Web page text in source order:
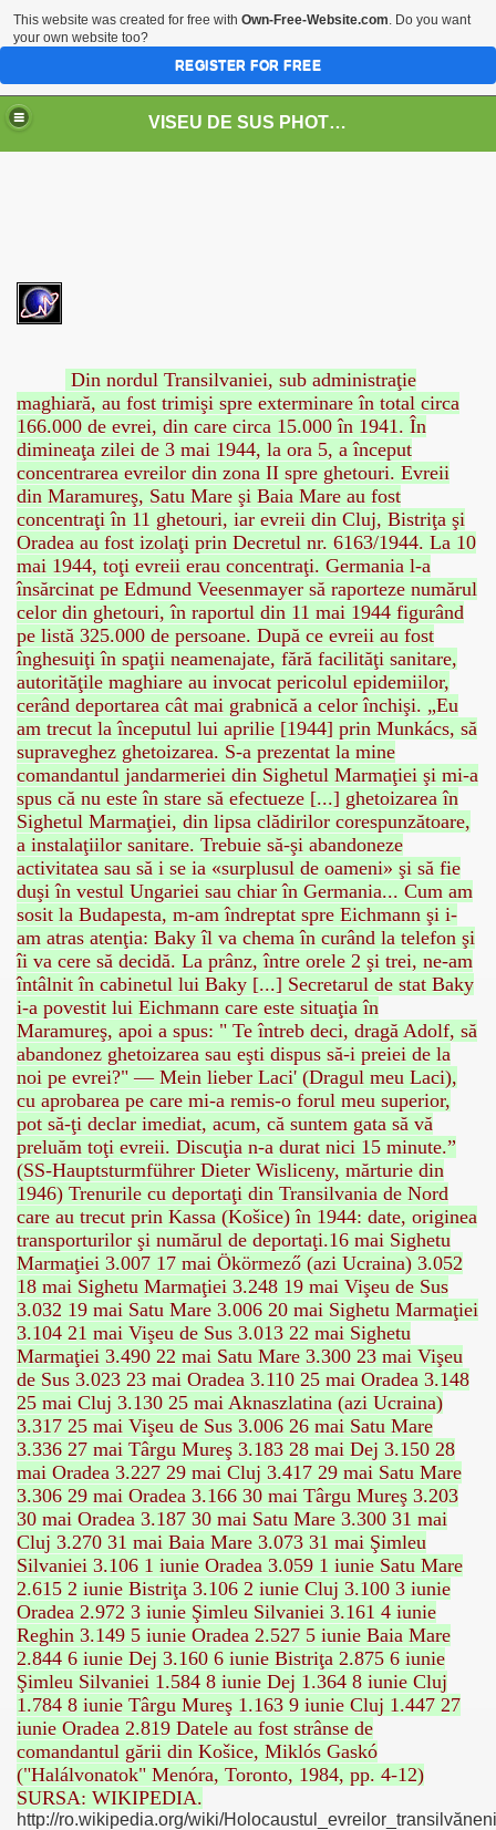
VISEU DE SUS PHOTOS + STEAM TRAIN-Mocăniţa
Din nordul Transilvaniei, sub administraţie
maghiară, au fost trimişi spre exterminare în total circa
166.000 de evrei, din care circa 15.000 în 1941. În
dimineaţa zilei de 3 mai 1944, la ora 5, a început
concentrarea evreilor din zona II spre ghetouri. Evreii
din Maramureş, Satu Mare şi Baia Mare au fost
concentraţi în 11 ghetouri, iar evreii din Cluj, Bistriţa şi
Oradea au fost izolaţi prin Decretul nr. 6163/1944. La 10
mai 1944, toţi evreii erau concentraţi. Germania l-a
însărcinat pe Edmund Veesenmayer să raporteze numărul
celor din ghetouri, în raportul din 11 mai 1944 figurând
pe listă 325.000 de persoane. După ce evreii au fost
înghesuiţi în spaţii neamenajate, fără facilităţi sanitare,
autorităţile maghiare au invocat pericolul epidemiilor,
cerând deportarea cât mai grabnică a celor închişi. „Eu
am trecut la începutul lui aprilie [1944] prin Munkács, să
supraveghez ghetoizarea. S-a prezentat la mine
comandantul jandarmeriei din Sighetul Marmaţiei şi mi-a
spus că nu este în stare să efectueze [...] ghetoizarea în
Sighetul Marmaţiei, din lipsa clădirilor corespunzătoare,
a instalaţiilor sanitare. Trebuie să-şi abandoneze
activitatea sau să i se ia «surplusul de oameni» şi să fie
duşi în vestul Ungariei sau chiar în Germania... Cum am
sosit la Budapesta, m-am îndreptat spre Eichmann şi i-
am atras atenţia: Baky îl va chema în curând la telefon şi
îi va cere să decidă. La prânz, între orele 2 şi trei, ne-am
întâlnit în cabinetul lui Baky [...] Secretarul de stat Baky
i-a povestit lui Eichmann care este situaţia în
Maramureş, apoi a spus: " Te întreb deci, dragă Adolf, să
abandonez ghetoizarea sau eşti dispus să-i preiei de la
noi pe evrei?" — Mein lieber Laci' (Dragul meu Laci),
cu aprobarea pe care mi-a remis-o forul meu superior,
pot să-ţi declar imediat, acum, că suntem gata să vă
preluăm toţi evreii. Discuţia n-a durat nici 15 minute.”
(SS-Hauptsturmführer Dieter Wisliceny, mărturie din
1946) Trenurile cu deportaţi din Transilvania de Nord
care au trecut prin Kassa (Košice) în 1944: date, originea
transporturilor şi numărul de deportaţi.16 mai Sighetu
Marmaţiei 3.007 17 mai Ökörmező (azi Ucraina) 3.052
18 mai Sighetu Marmaţiei 3.248 19 mai Vişeu de Sus
3.032 19 mai Satu Mare 3.006 20 mai Sighetu Marmaţiei
3.104 21 mai Vişeu de Sus 3.013 22 mai Sighetu
Marmaţiei 3.490 22 mai Satu Mare 3.300 23 mai Vişeu
de Sus 3.023 23 mai Oradea 3.110 25 mai Oradea 3.148
25 mai Cluj 3.130 25 mai Aknaszlatina (azi Ucraina)
3.317 25 mai Vişeu de Sus 3.006 26 mai Satu Mare
3.336 27 mai Târgu Mureş 3.183 28 mai Dej 3.150 28
mai Oradea 3.227 29 mai Cluj 3.417 29 mai Satu Mare
3.306 29 mai Oradea 3.166 30 mai Târgu Mureş 3.203
30 mai Oradea 3.187 30 mai Satu Mare 3.300 31 mai
Cluj 3.270 31 mai Baia Mare 3.073 31 mai Şimleu
Silvaniei 3.106 1 iunie Oradea 3.059 1 iunie Satu Mare
2.615 2 iunie Bistriţa 3.106 2 iunie Cluj 3.100 3 iunie
Oradea 2.972 3 iunie Şimleu Silvaniei 3.161 4 iunie
Reghin 3.149 5 iunie Oradea 2.527 5 iunie Baia Mare
2.844 6 iunie Dej 3.160 6 iunie Bistriţa 2.875 6 iunie
Şimleu Silvaniei 1.584 8 iunie Dej 1.364 8 iunie Cluj
1.784 8 iunie Târgu Mureş 1.163 9 iunie Cluj 1.447 27
iunie Oradea 2.819 Datele au fost strânse de
comandantul gării din Košice, Miklós Gaskó
("Halálvonatok" Menóra, Toronto, 1984, pp. 4-12)
SURSA: WIKIPEDIA.
http://ro.wikipedia.org/wiki/Holocaustul_evreilor_transilvăneni
DE SUS
FROM MARAMURES
DIN VISEU DE SUS
YOUR SITE
- BLOG DANA GRAD
inginer din Viseu de Sus
TRAVEL IN ROMANIA INFO.
This website was created for free with Own-Free-Website.com. Do you want
your own website too?
REGISTER FOR FREE